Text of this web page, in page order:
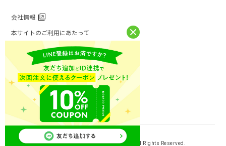
会社情報
本サイトのご利用にあたって
個人情報保護方針
個人情報取扱について
特定商取引法に基づく表記
お問い合わせ
ニチレイフーズ公式ホームページ
Copyright (C) NICHIREI FOODS INC. All Rights Reserved.